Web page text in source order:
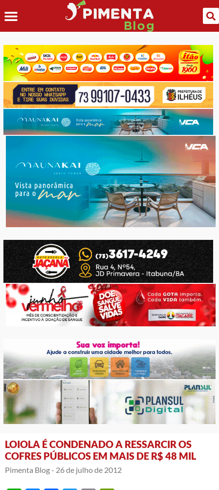
LOIOLA É CONDENADO A RESSARCIR OS
COFRES PÚBLICOS EM MAIS DE R$ 48 MIL
Pimenta Blog - 26 de julho de 2012